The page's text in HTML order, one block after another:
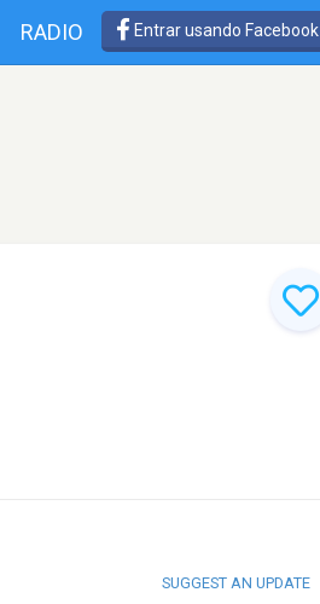
RADIO Entrar usando Facebook
SUGGEST AN UPDATE